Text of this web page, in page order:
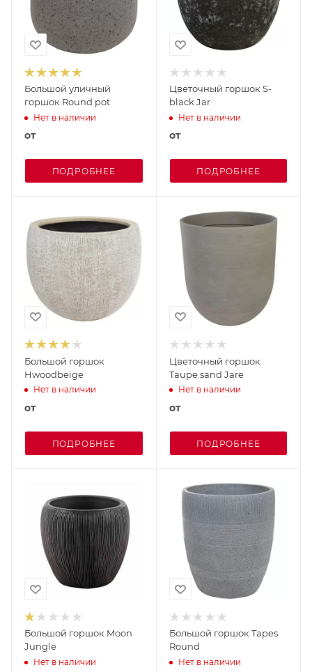
Большой уличный
горшок Round pot
Нет в наличии
от
ПОДРОБНЕЕ
Цветочный горшок S-
black Jar
Нет в наличии
от
ПОДРОБНЕЕ
Большой горшок
Hwoodbeige
Нет в наличии
от
ПОДРОБНЕЕ
Цветочный горшок
Taupe sand Jare
Нет в наличии
от
ПОДРОБНЕЕ
Большой горшок Moon
Jungle
Нет в наличии
Большой горшок Tapes
Round
Нет в наличии